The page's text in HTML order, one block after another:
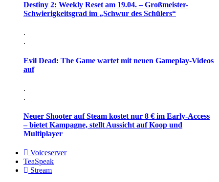
Destiny 2: Weekly Reset am 19.04. – Großmeister-
Schwierigkeitsgrad im „Schwur des Schülers“
.
.
Evil Dead: The Game wartet mit neuen Gameplay-Videos
auf
.
.
Neuer Shooter auf Steam kostet nur 8 € im Early-Access
– bietet Kampagne, stellt Aussicht auf Koop und
Multiplayer
Voiceserver
TeaSpeak
Stream